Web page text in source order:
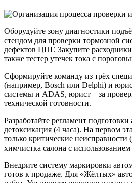
Оборудуйте зону диагностики
стендом для проверки тормозной
дефектов ЦПГ. Закупите
также тестер утечек тока с
Сформируйте команду из трёх
(например, Bosch или Delphi) и
системы и ADAS, юрист – за
технической готовности.
Разработайте регламент
детоксикация (4 часа). На первом
только критические неисправности
химчистка салона с
Внедрите систему маркировки
готов к продаже. Для «Жёлтых»